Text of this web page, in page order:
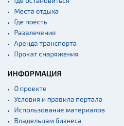
Монастыри
Костелы
Культурные центры
Начало и окончание
экскурсий: г. Минск
Спортивные
Места отдыха
Где поесть
Развлечения
Аренда транспорта
Прокат снаряжения
ИНФОРМАЦИЯ
О проекте
Условия и правила портала
Использование материалов
Владельцам бизнеса